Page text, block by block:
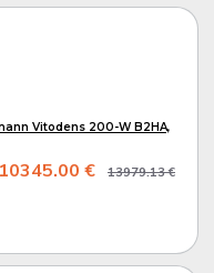
Vitodens 200-W B2HA,
10345.00 € 13979.13 €